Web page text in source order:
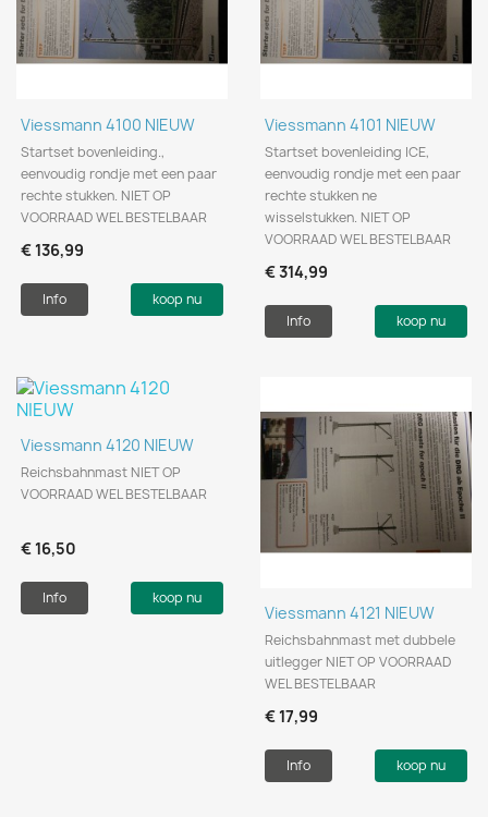
Viessmann 4100 NIEUW
Startset bovenleiding.,
eenvoudig rondje met een paar
rechte stukken. NIET OP
VOORRAAD WEL BESTELBAAR
€ 136,99
Info koop nu
Viessmann 4101 NIEUW
Startset bovenleiding ICE,
eenvoudig rondje met een paar
rechte stukken ne
wisselstukken. NIET OP
VOORRAAD WEL BESTELBAAR
€ 314,99
Info koop nu
Viessmann 4120 NIEUW
Reichsbahnmast NIET OP
VOORRAAD WEL BESTELBAAR
€ 16,50
Info koop nu
Viessmann 4121 NIEUW
Reichsbahnmast met dubbele
uitlegger NIET OP VOORRAAD
WEL BESTELBAAR
€ 17,99
Info koop nu